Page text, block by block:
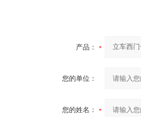
产品：
您的单位：
您的姓名：